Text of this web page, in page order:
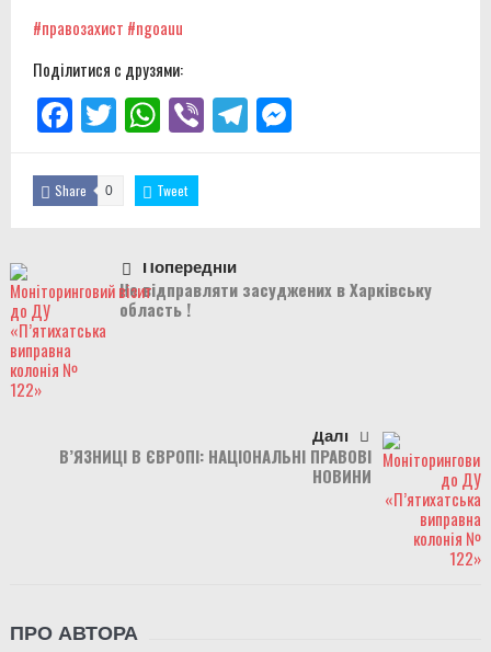
#правозахист #ngoauu
Поділитися с друзями:
Facebook
TwitterWhatsApp
ViberTelegramMessenger
Share 0 Tweet
Попередній
Не відправляти засуджених в Харківську
область !
Далі
В’ЯЗНИЦІ В ЄВРОПІ: НАЦІОНАЛЬНІ ПРАВОВІ
НОВИНИ
ПРО АВТОРА